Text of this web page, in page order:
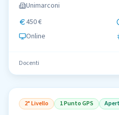
Unimarconi
450 €
Online
Docenti
2° Livello 1 Punto GPS